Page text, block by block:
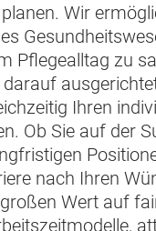
Wir
Pflegealltag zu
Ihren
Ob Sie auf der
nach Ihren
Wert auf